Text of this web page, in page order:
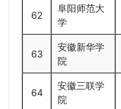
62
阜阳师范大
学
63
安徽新华学
院
64
安徽三联学
院